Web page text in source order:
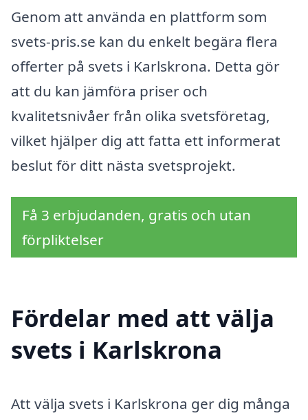
Genom att använda en plattform som
svets-pris.se kan du enkelt begära flera
offerter på svets i Karlskrona. Detta gör
att du kan jämföra priser och
kvalitetsnivåer från olika svetsföretag,
vilket hjälper dig att fatta ett informerat
beslut för ditt nästa svetsprojekt.
Få 3 erbjudanden, gratis och utan
förpliktelser
Fördelar med att välja
svets i Karlskrona
Att välja svets i Karlskrona ger dig många